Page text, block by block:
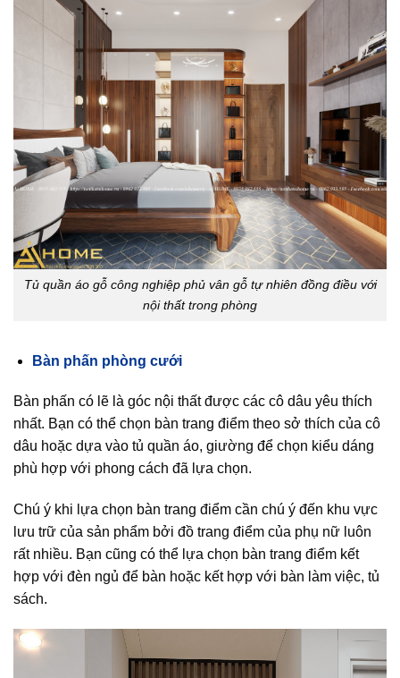
Tủ quần áo gỗ công nghiệp phủ vân gỗ tự nhiên đồng điều với
nội thất trong phòng
Bàn phấn phòng cưới
Bàn phấn có lẽ là góc nội thất được các cô dâu yêu thích
nhất. Bạn có thể chọn bàn trang điểm theo sở thích của cô
dâu hoặc dựa vào tủ quần áo, giường để chọn kiểu dáng
phù hợp với phong cách đã lựa chọn.
Chú ý khi lựa chọn bàn trang điểm cần chú ý đến khu vực
lưu trữ của sản phẩm bởi đồ trang điểm của phụ nữ luôn
rất nhiều. Bạn cũng có thể lựa chọn bàn trang điểm kết
hợp với đèn ngủ để bàn hoặc kết hợp với bàn làm việc, tủ
sách.